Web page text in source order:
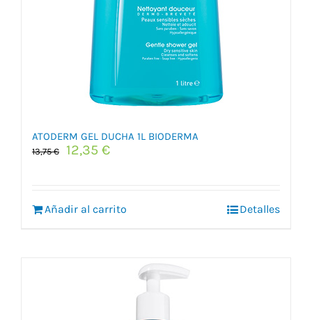
ATODERM GEL DUCHA 1L BIODERMA
13,75€
El
13,75 €.
12,35 €El
12,35 €.
Añadir al carrito Detalles